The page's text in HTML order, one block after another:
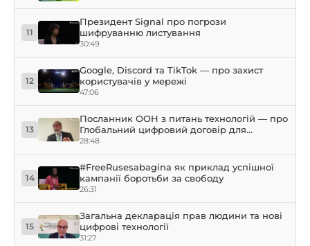
11
Президент Signal про погрози
шифруванню листування
30:49
12
Google, Discord та TikTok — про захист
користувачів у мережі
47:06
13
Посланник ООН з питань технологій — про
Глобальний цифровий договір для
вирішення проблем ІІ
28:48
14
#FreeRusesabagina як приклад успішної
кампанії боротьби за свободу
26:31
15
Загальна декларація прав людини та нові
цифрові технології
31:27